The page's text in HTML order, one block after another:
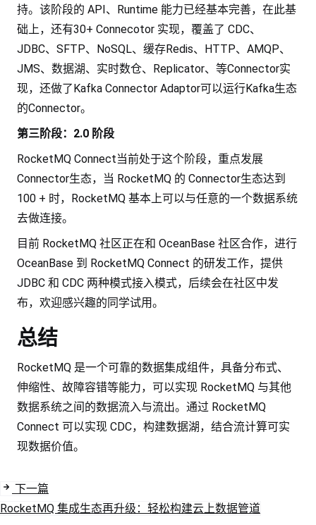
持。该阶段的 API、Runtime 能力已经基本完善，在此基
础上，还有30+ Connecotor 实现，覆盖了 CDC、
JDBC、SFTP、NoSQL、缓存Redis、HTTP、AMQP、
JMS、数据湖、实时数仓、Replicator、等Connector实
现，还做了Kafka Connector Adaptor可以运行Kafka生态
的Connector。
第三阶段：2.0 阶段
RocketMQ Connect当前处于这个阶段，重点发展
Connector生态，当 RocketMQ 的 Connector生态达到
100 + 时，RocketMQ 基本上可以与任意的一个数据系统
去做连接。
目前 RocketMQ 社区正在和 OceanBase 社区合作，进行
OceanBase 到 RocketMQ Connect 的研发工作，提供
JDBC 和 CDC 两种模式接入模式，后续会在社区中发
布，欢迎感兴趣的同学试用。
总结
RocketMQ 是一个可靠的数据集成组件，具备分布式、
伸缩性、故障容错等能力，可以实现 RocketMQ 与其他
数据系统之间的数据流入与流出。通过 RocketMQ
Connect 可以实现 CDC，构建数据湖，结合流计算可实
现数据价值。
下一篇
RocketMQ 集成生态再升级：轻松构建云上数据管道